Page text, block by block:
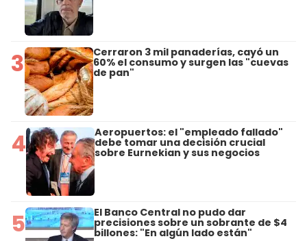
3 Cerraron 3 mil panaderías, cayó un
60% el consumo y surgen las "cuevas
de pan"
4 Aeropuertos: el "empleado fallado"
debe tomar una decisión crucial
sobre Eurnekian y sus negocios
5 El Banco Central no pudo dar
precisiones sobre un sobrante de $4
billones: "En algún lado están"